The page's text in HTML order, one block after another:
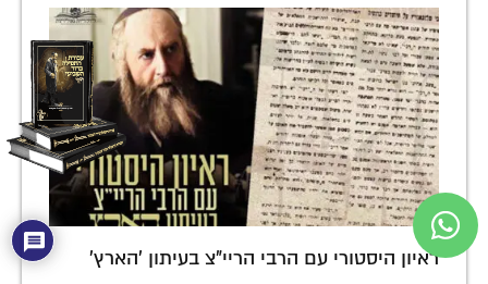
ראיון היסטורי עם הרבי הריי"צ בעיתון 'הארץ'